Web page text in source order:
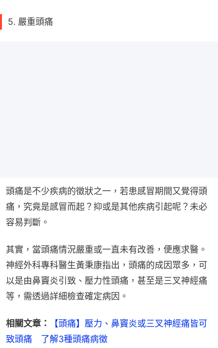
5. 嚴重頭痛
頭痛是不少疾病的徵狀之一，若患感冒期間又覺得頭
痛，究竟是感冒而起？抑或是其他疾病引起呢？未必
容易判斷。
其實，當頭痛情況嚴重或一直未有改善，便應求醫。
神經外科專科醫生黃秉康指出，頭痛的成因眾多，可
以是由鼻竇炎引致、壓力性頭痛，甚至是三叉神經痛
等，需透過詳細檢查確定病因。
相關文章：
【頭痛】壓力、鼻竇炎或三叉神經痛皆可
致頭痛　了解3種頭痛病徵